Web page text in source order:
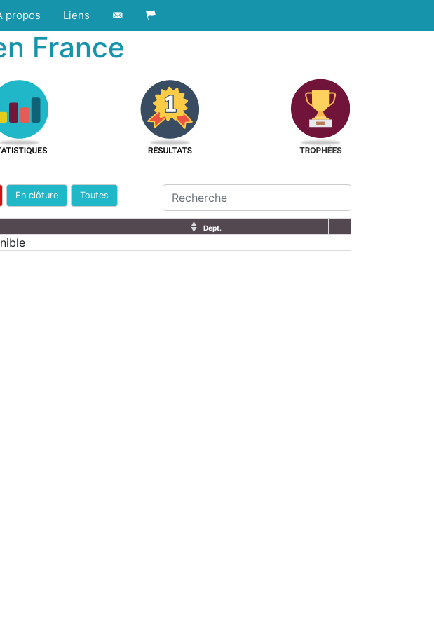
propos Liens
France
En clôture Toutes
Dept.